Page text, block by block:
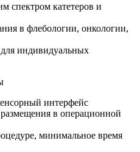
спектром катетеров и
в флебологии, онкологии,
индивидуальных
интерфейс
в операционной
минимальное время